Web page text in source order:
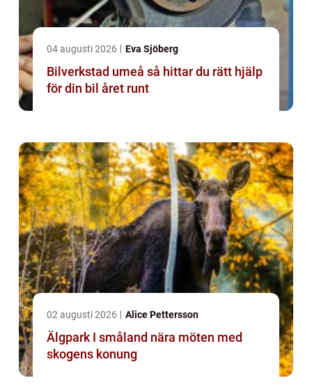
04 augusti 2026 Eva Sjöberg
Bilverkstad umeå så hittar du rätt hjälp
för din bil året runt
02 augusti 2026 Alice Pettersson
Älgpark I småland nära möten med
skogens konung